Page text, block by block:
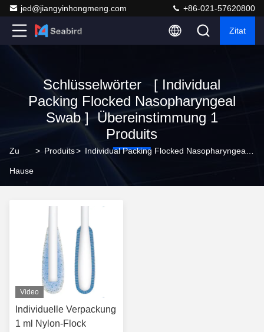
jed@jiangyinhongmeng.com +86-021-57620800
Zitat
Schlüsselwörter [ Individual
Packing Flocked Nasopharyngeal
Swab ] Übereinstimmung 1
Produits
Zu
Hause
> Produits>
Video
Individuelle Verpackung
1 ml Nylon-Flock